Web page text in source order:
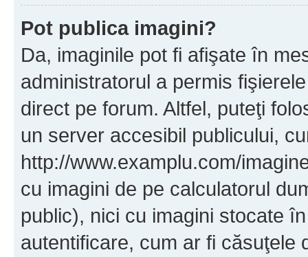
Pot publica imagini?
Da, imaginile pot fi afişate în
administratorul a permis
direct pe forum. Altfel, puteţi
un server accesibil publicului,
http://www.examplu.com/
cu imagini de pe calculatorul
public), nici cu imagini stocate
autentificare, cum ar fi căsuţele